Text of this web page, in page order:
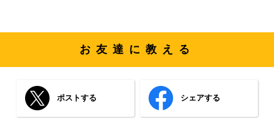
お友達に教える
ポストする シェアする